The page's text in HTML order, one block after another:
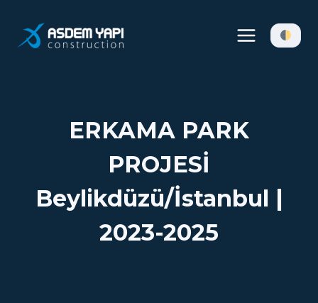
content
ERKAMA PARK
PROJESİ
Beylikdüzü/İstanbul |
2023-2025